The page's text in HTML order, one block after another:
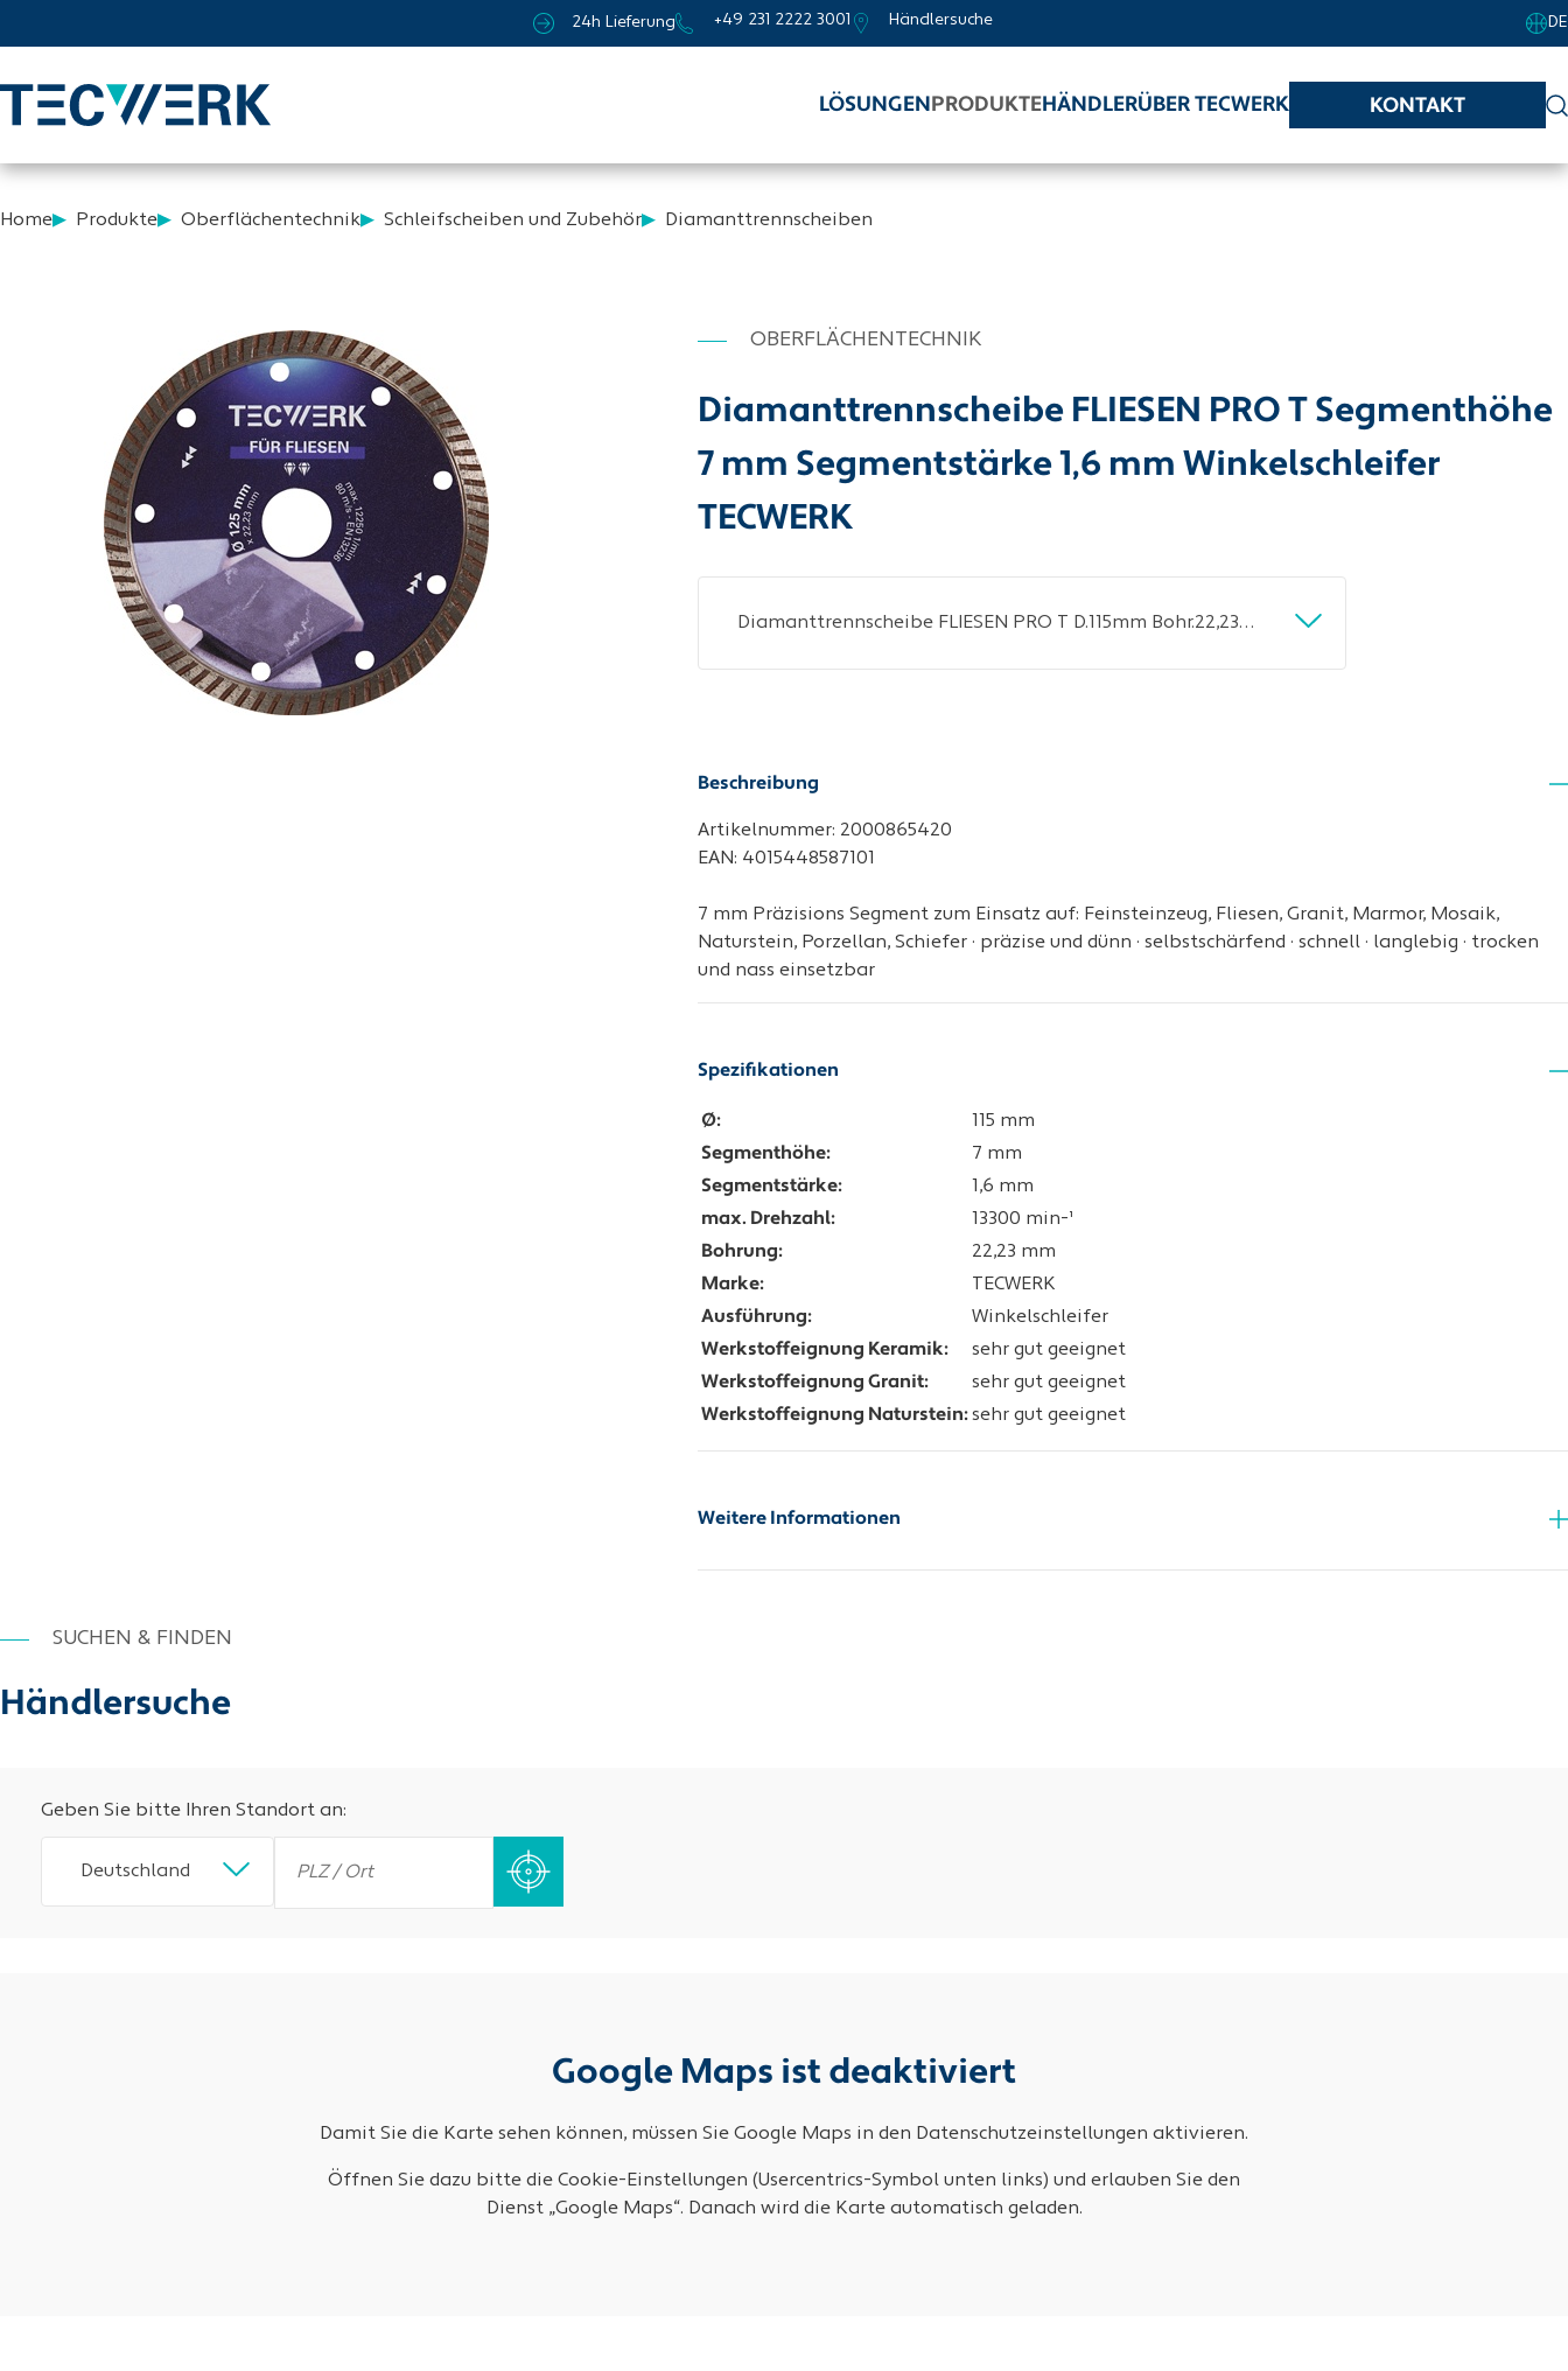
24h Lieferung +49 231 2222 3001 Händlersuche DE
LÖSUNGEN PRODUKTEHÄNDLERÜBER TECWERK KONTAKT
Home Produkte Oberflächentechnik Schleifscheiben und Zubehör Diamanttrennscheiben
OBERFLÄCHENTECHNIK
Diamanttrennscheibe FLIESEN PRO T Segmenthöhe
7 mm Segmentstärke 1,6 mm Winkelschleifer
TECWERK
Diamanttrennscheibe FLIESEN PRO T D.115mm Bohr.22,23mm Seg.H.7mm Seg.S.1,6mm TW
Beschreibung
Artikelnummer: 2000865420
EAN: 4015448587101
7 mm Präzisions Segment zum Einsatz auf: Feinsteinzeug, Fliesen, Granit, Marmor, Mosaik,
Naturstein, Porzellan, Schiefer · präzise und dünn · selbstschärfend · schnell · langlebig · trocken
und nass einsetzbar
Spezifikationen
Ø:
115 mm
Segmenthöhe:
7 mm
Segmentstärke:
1,6 mm
max. Drehzahl:
13300 min-¹
Bohrung:
22,23 mm
Marke:
TECWERK
Ausführung:
Winkelschleifer
Werkstoffeignung Keramik:
sehr gut geeignet
Werkstoffeignung Granit:
sehr gut geeignet
Werkstoffeignung Naturstein: sehr gut geeignet
Weitere Informationen
SUCHEN & FINDEN
Händlersuche
Geben Sie bitte Ihren Standort an:
Deutschland
Google Maps ist deaktiviert
Damit Sie die Karte sehen können, müssen Sie Google Maps in den Datenschutzeinstellungen aktivieren.
Öffnen Sie dazu bitte die Cookie-Einstellungen (Usercentrics-Symbol unten links) und erlauben Sie den
Dienst „Google Maps“. Danach wird die Karte automatisch geladen.